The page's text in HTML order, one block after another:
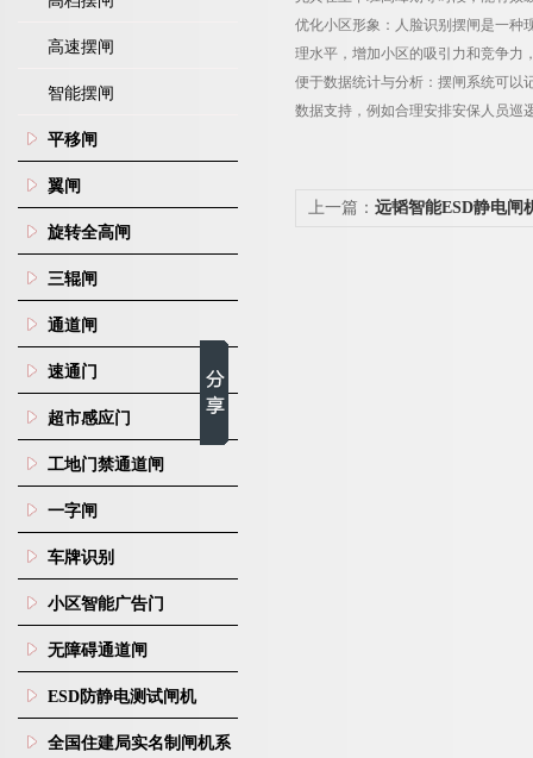
高速摆闸
智能摆闸
平移闸
翼闸
旋转全高闸
三辊闸
通道闸
速通门
超市感应门
工地门禁通道闸
一字闸
车牌识别
小区智能广告门
无障碍通道闸
ESD防静电测试闸机
全国住建局实名制闸机系
优化小区形象：人脸识别摆闸是一种
理水平，增加小区的吸引力和竞争力
便于数据统计与分析：摆闸系统可以
数据支持，例如合理安排安保人员巡
上一篇： 远韬智能ESD静电闸